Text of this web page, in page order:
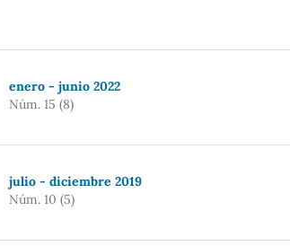
enero - junio 2022
Núm. 15 (8)
julio - diciembre 2019
Núm. 10 (5)